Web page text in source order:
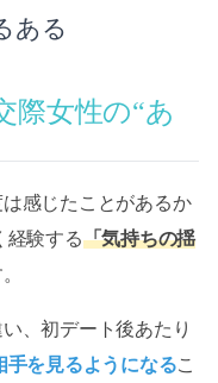
ある
際女性の“あ
感じたことがあるか
経験する「気持ちの揺
、初デート後あたり
手を見るようになるこ